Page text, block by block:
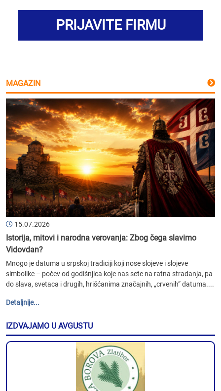
PRIJAVITE FIRMU
MAGAZIN
15.07.2026
Istorija, mitovi i narodna verovanja: Zbog čega slavimo
Vidovdan?
Mnogo je datuma u srpskoj tradiciji koji nose slojeve i slojeve
simbolike – počev od godišnjica koje nas sete na ratna stradanja, pa
do slava, svetaca i drugih, hrišćanima značajnih, „crvenih“ datuma....
Detaljnije...
IZDVAJAMO U AVGUSTU